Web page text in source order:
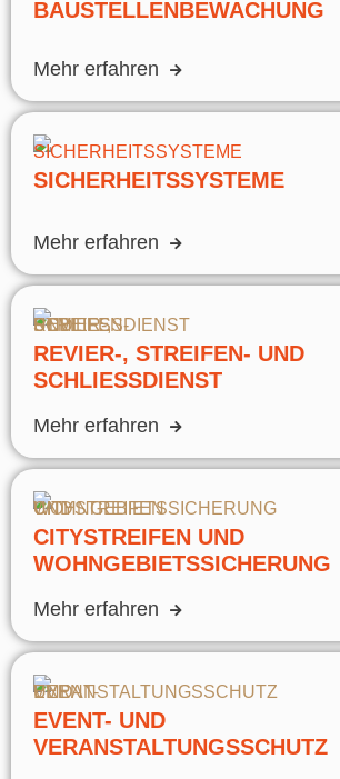
BAUSTELLENBEWACHUNG
Mehr erfahren
SICHERHEITSSYSTEME
Mehr erfahren
REVIER-, STREIFEN- UND
SCHLIESSDIENST
Mehr erfahren
CITYSTREIFEN UND
WOHNGEBIETSSICHERUNG
Mehr erfahren
EVENT- UND
VERANSTALTUNGSSCHUTZ